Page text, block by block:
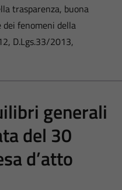
trasparenza, buona
fenomeni della
D.Lgs.33/2013,
generali
del 30
d’atto